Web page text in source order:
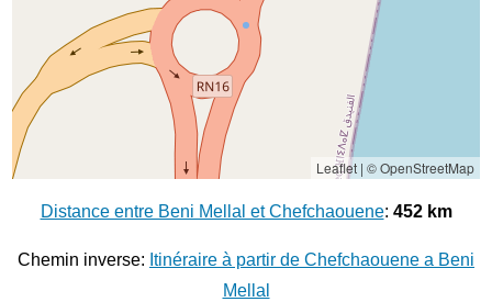
Leaflet| © OpenStreetMap
Distance entre Beni Mellal et Chefchaouene: 452 km
Chemin inverse: Itinéraire à partir de Chefchaouene a Beni
Mellal